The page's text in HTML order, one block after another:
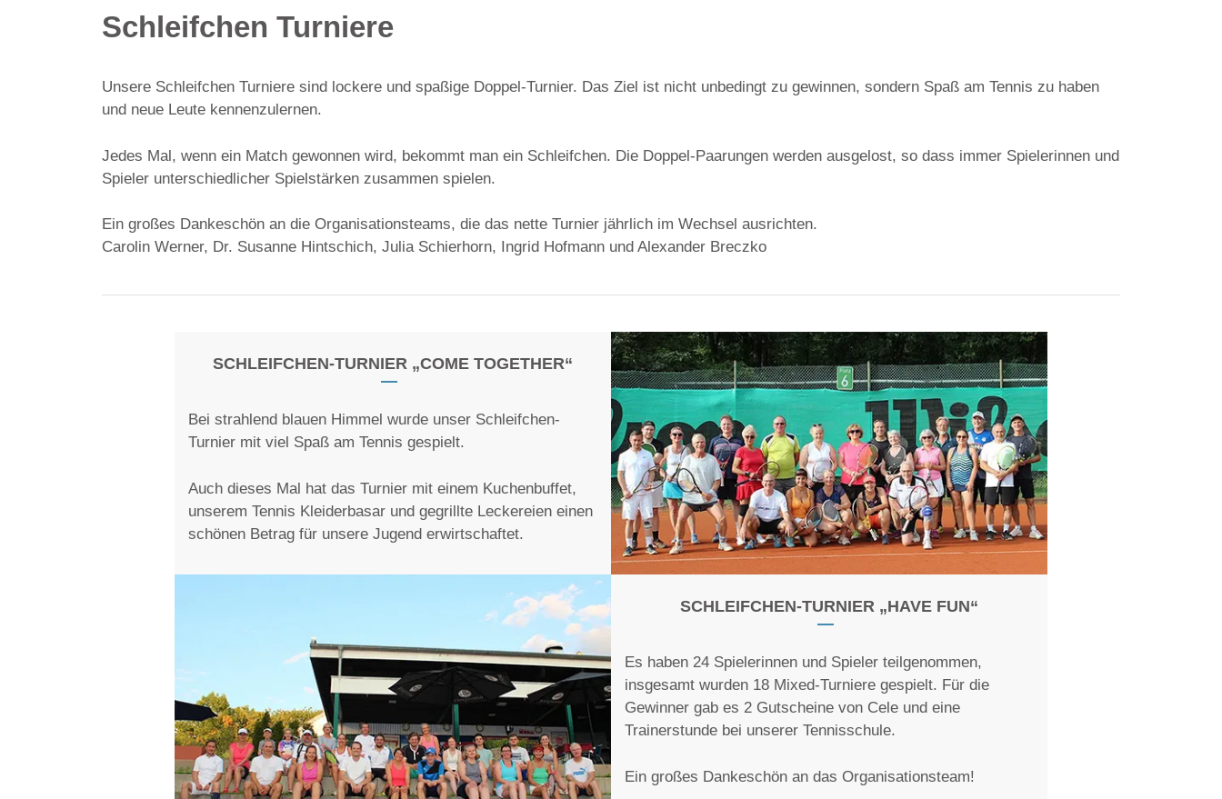
Schleifchen Turniere
Unsere Schleifchen Turniere sind lockere und spaßige Doppel-Turnier. Das Ziel ist nicht unbedingt zu gewinnen, sondern Spaß am Tennis zu haben
und neue Leute kennenzulernen.
Jedes Mal, wenn ein Match gewonnen wird, bekommt man ein Schleifchen. Die Doppel-Paarungen werden ausgelost, so dass immer Spielerinnen und
Spieler unterschiedlicher Spielstärken zusammen spielen.
Ein großes Dankeschön an die Organisationsteams, die das nette Turnier jährlich im Wechsel ausrichten.
Carolin Werner, Dr. Susanne Hintschich, Julia Schierhorn, Ingrid Hofmann und Alexander Breczko
SCHLEIFCHEN-TURNIER „COME TOGETHER“
Bei strahlend blauen Himmel wurde unser Schleifchen-
Turnier mit viel Spaß am Tennis gespielt.
Auch dieses Mal hat das Turnier mit einem Kuchenbuffet,
unserem Tennis Kleiderbasar und gegrillte Leckereien einen
schönen Betrag für unsere Jugend erwirtschaftet.
SCHLEIFCHEN-TURNIER „HAVE FUN“
Es haben 24 Spielerinnen und Spieler teilgenommen,
insgesamt wurden 18 Mixed-Turniere gespielt. Für die
Gewinner gab es 2 Gutscheine von Cele und eine
Trainerstunde bei unserer Tennisschule.
Ein großes Dankeschön an das Organisationsteam!